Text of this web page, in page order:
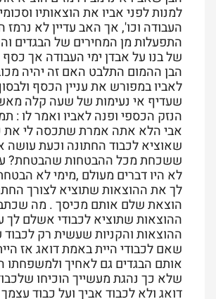
למנות לפני אביו את הוצאותיו
העבודה וכו', אך האב עדיין לא נרמז
התפעלות מן המחירים של הבגדים
של בנו על אבדן ימי העבודה אך
הבן ההמום התלבט האם זה יהיה
לאביו במפורש את עניין הכסף
שעדיף אי נעימות של שעה קלה
הנזק הכספי ופנה לאביו ואמר לו :
אבי הלא אתה אמרת שתכסה לי את
שאוציא לכבוד החתונה וכעת
ששכחת מכל ההבטחות שהבטחת?
לא היו דברים מעולם ,מימי לא
לך את ההוצאות שתוציא לצורך
הוצאת שלם אותם מכיסך . מה
ההוצאות שתוציא לכבודי אשלם לך
ההוצאות והקניות שעשית רק
שאם לכבודי היית באמת דואג אז
אותם הבגדים גם לאחיך ולמשפחתו
שלא כך נהגת מעשייך הוכיחו
דואג ולא לכבוד אביך ועל כבוד עצמך